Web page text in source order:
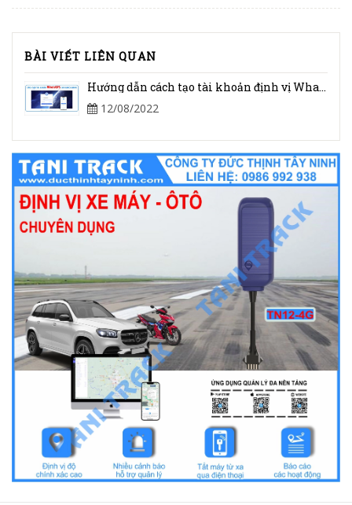
BÀI VIẾT LIÊN QUAN
Hướng dẫn cách tạo tài khoản định vị WhatsGPS cho khách hàng
12/08/2022